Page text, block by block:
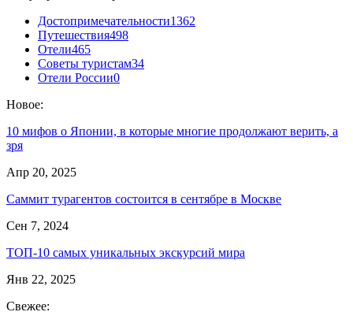
Достопримечательности1362
Путешествия498
Отели465
Советы туристам34
Отели России0
Новое:
10 мифов о Японии, в которые многие продолжают верить, а
зря
Апр 20, 2025
Саммит турагентов состоится в сентябре в Москве
Сен 7, 2024
ТОП-10 самых уникальных экскурсий мира
Янв 22, 2025
Свежее: